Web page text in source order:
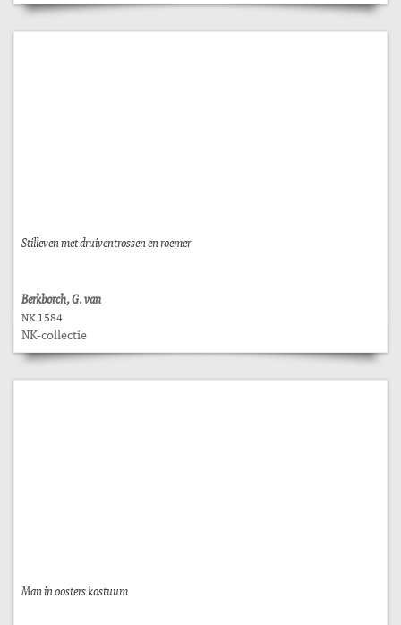
Stilleven met druiventrossen en roemer
Berkborch, G. van
NK 1584
NK-collectie
Man in oosters kostuum